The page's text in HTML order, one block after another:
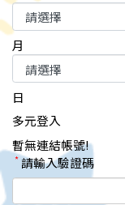
月
日
多元登入
暫無連結帳號!
* 請輸入驗證碼